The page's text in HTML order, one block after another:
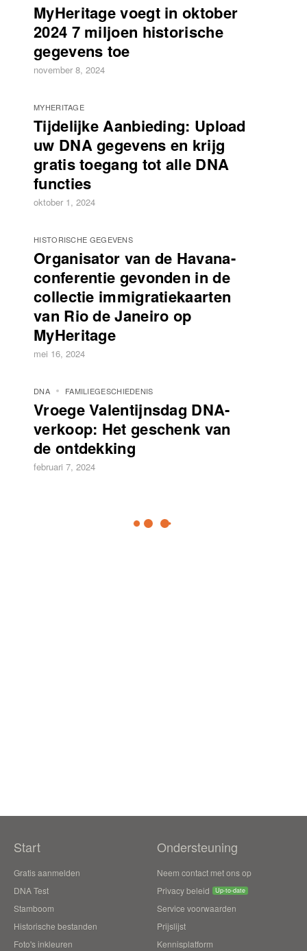
MyHeritage voegt in oktober
2024 7 miljoen historische
gegevens toe
november 8, 2024
MYHERITAGE
Tijdelijke Aanbieding: Upload
uw DNA gegevens en krijg
gratis toegang tot alle DNA
functies
oktober 1, 2024
HISTORISCHE GEGEVENS
Organisator van de Havana-
conferentie gevonden in de
collectie immigratiekaarten
van Rio de Janeiro op
MyHeritage
mei 16, 2024
DNA FAMILIEGESCHIEDENIS
Vroege Valentijnsdag DNA-
verkoop: Het geschenk van
de ontdekking
februari 7, 2024
Start
Gratis aanmelden
DNA Test
Stamboom
Historische bestanden
Foto's inkleuren
Ondersteuning
Neem contact met ons op
Privacy beleid
Up-to-date
Service voorwaarden
Prijslijst
Kennisplatform